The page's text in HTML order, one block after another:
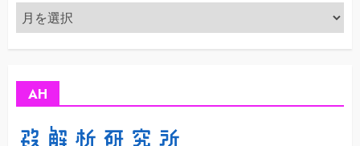
ア
ー
カ
AH